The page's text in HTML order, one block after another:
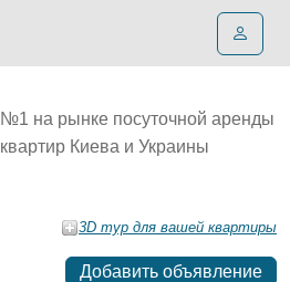
№1 на рынке посуточной аренды
квартир Киева и Украины
3D тур для вашей квартиры
Добавить объявление